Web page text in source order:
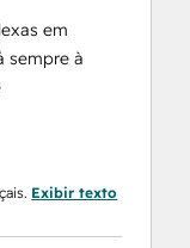
em
sempre à
Exibir texto